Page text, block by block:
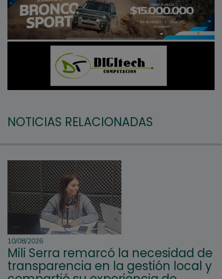
NOTICIAS RELACIONADAS
10/08/2026
Mili Serra remarcó la necesidad de
transparencia en la gestión local y